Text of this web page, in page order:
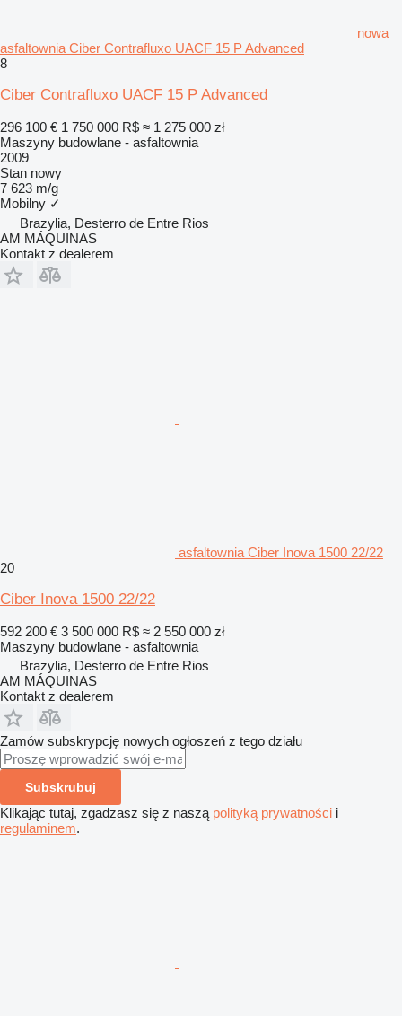
nowa
asfaltownia Ciber Contrafluxo UACF 15 P Advanced
8
Ciber Contrafluxo UACF 15 P Advanced
296 100 € 1 750 000 R$ ≈ 1 275 000 zł
Maszyny budowlane - asfaltownia
2009
Stan nowy
7 623 m/g
Mobilny ✓
Brazylia, Desterro de Entre Rios
AM MÁQUINAS
Kontakt z dealerem
asfaltownia Ciber Inova 1500 22/22
20
Ciber Inova 1500 22/22
592 200 € 3 500 000 R$ ≈ 2 550 000 zł
Maszyny budowlane - asfaltownia
Brazylia, Desterro de Entre Rios
AM MÁQUINAS
Kontakt z dealerem
Zamów subskrypcję nowych ogłoszeń z tego działu
Subskrubuj
Klikając tutaj, zgadzasz się z naszą polityką prywatności i
regulaminem.